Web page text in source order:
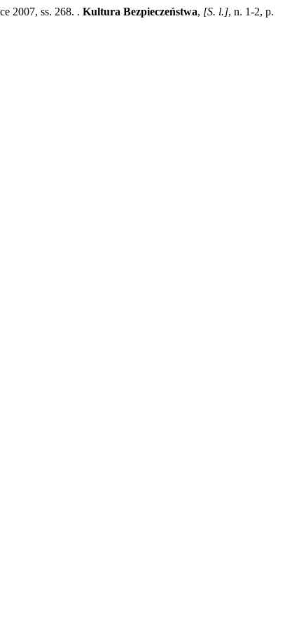
2007, ss. 268. . Kultura Bezpieczeństwa, [S. l.], n. 1-2, p.